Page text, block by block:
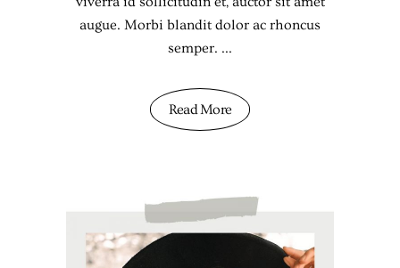
augue. Morbi blandit dolor ac rhoncus
semper.
Read More